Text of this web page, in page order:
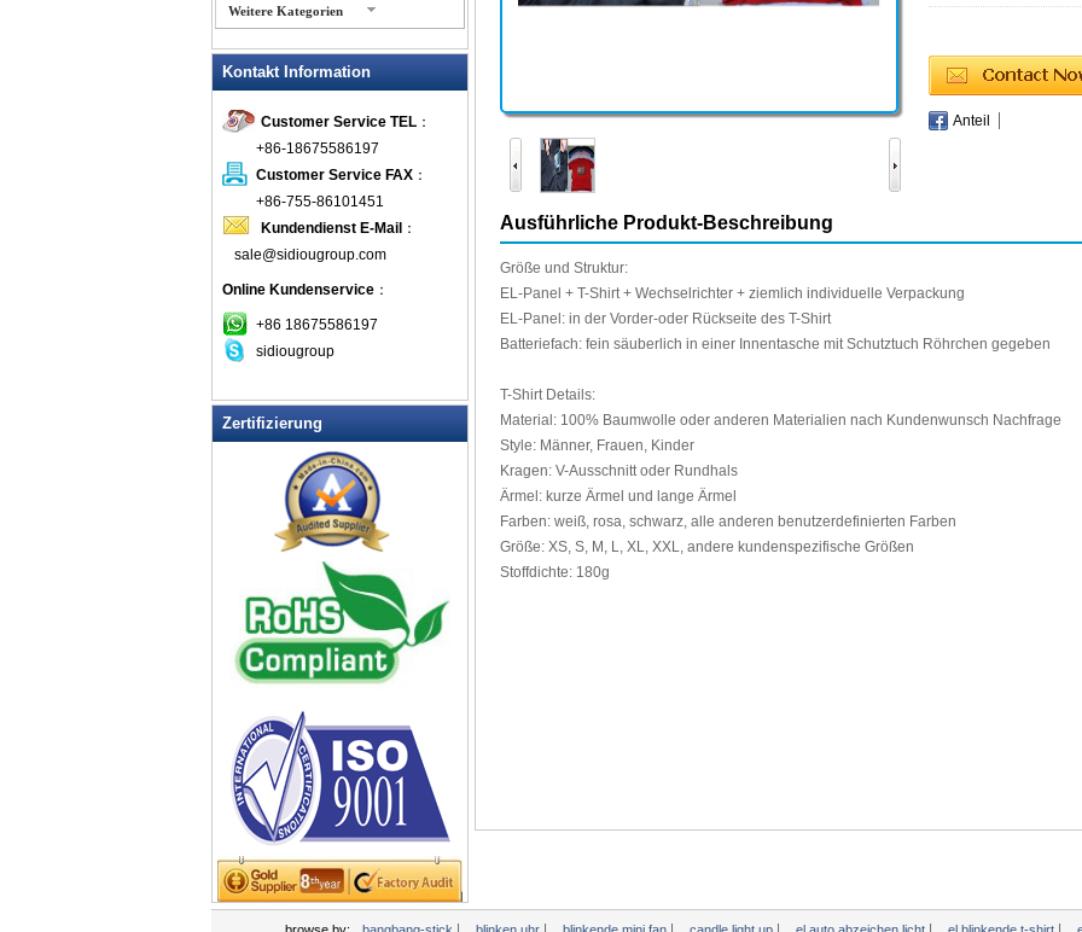
Weitere Kategorien
Flashing Ring
Flashing Toys, Light Up
Neuheiten
Flashing T-Shirts
Flashing Wasserhahn Dusche
Flashing Weinöffner
Glow Sticks
LED blinkt Balls
LED blinkt Clapper
LED blinkt Sonnenbrille
LED blinkt Tasse
LED Coaster
LED Drink Rührer
LED Eiseimer
LED Hundehalsband Pet Items
LED Light Up Messer
LED Light Up Spoons
LED Schlüsselanhänger
Flaschenöffner
LED Teelicht
LED-Dusche-Rasur Spiegel
LED-Partei Mittelstücke
LED-Schilder
Leucht-Armbänder
Licht Hüte & Kopfschmuck
Boppers
Kontakt Information
Customer Service TEL ：
+86-18675586197
Customer Service FAX ：
+86-755-86101451
Kundendienst E-Mail ：
sale@sidiougroup.com
Online Kundenservice ：
+86 18675586197
sidiougroup
Zertifizierung
Anteil
Ausführliche Produkt-Beschreibung
Größe und Struktur:
EL-Panel + T-Shirt + Wechselrichter + ziemlich individuelle Verpackung
EL-Panel : in der Vorder-oder Rückseite des T-Shirt
Batteriefach: fein säuberlich in einer Innentasche mit Schutztuch Röhrchen gegeben
T-Shirt Details:
Material: 100% Baumwolle oder anderen Materialien nach Kundenwunsch Nachfrage
Style: Männer, Frauen, Kinder
Kragen: V-Ausschnitt oder Rundhals
Ärmel: kurze Ärmel und lange Ärmel
Farben: weiß, rosa, schwarz, alle anderen benutzerdefinierten Farben
Größe: XS, S, M, L, XL, XXL, andere kundenspezifische Größen
Stoffdichte: 180g